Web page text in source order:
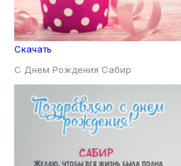
Скачать
С Днем Рождения Сабир